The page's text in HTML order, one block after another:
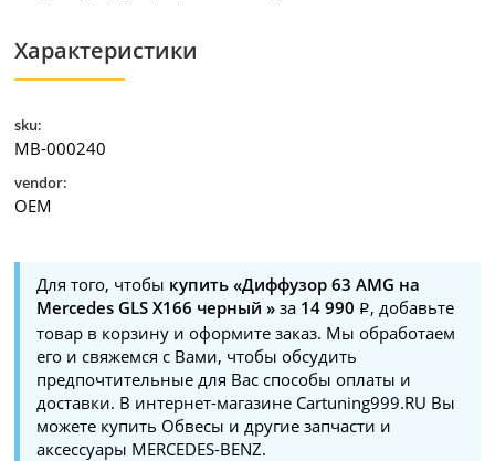
Характеристики
sku:
MB-000240
vendor:
OEM
Для того, чтобы купить «Диффузор 63 AMG на
Mercedes GLS X166 черный » за 14 990
, добавьте
товар в корзину и оформите заказ. Мы обработаем
его и свяжемся с Вами, чтобы обсудить
предпочтительные для Вас способы оплаты и
доставки. В интернет-магазине Cartuning999.RU Вы
можете купить Обвесы и другие запчасти и
аксессуары MERCEDES-BENZ.